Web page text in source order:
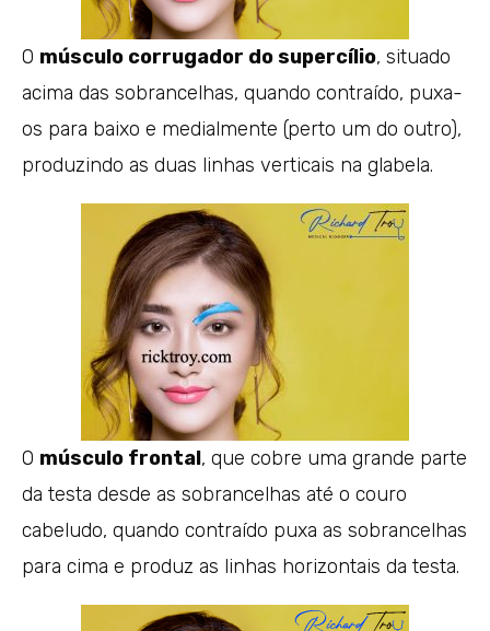
O músculo corrugador do supercílio, situado
acima das sobrancelhas, quando contraído, puxa-
os para baixo e medialmente (perto um do outro),
produzindo as duas linhas verticais na glabela.
O músculo frontal, que cobre uma grande parte
da testa desde as sobrancelhas até o couro
cabeludo, quando contraído puxa as sobrancelhas
para cima e produz as linhas horizontais da testa.